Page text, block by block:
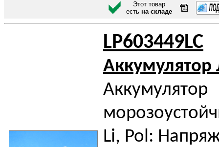
Этот товар
есть на складе
LP603449LC
Аккумулятор
Аккумулятор
Li, Pol: